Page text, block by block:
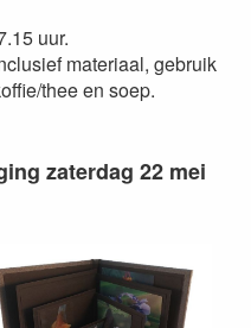
uur.
materiaal, gebruik
thee en soep.
zaterdag 22 mei